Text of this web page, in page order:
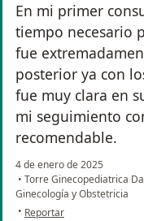
En mi primer
tiempo necesario
fue
posterior ya con
fue muy clara en
mi seguimiento
recomendable.
4 de enero de 2025
• Torre Ginecopediatrica
Ginecología y Obstetricia
• en opinión del usuario GS
Reportar